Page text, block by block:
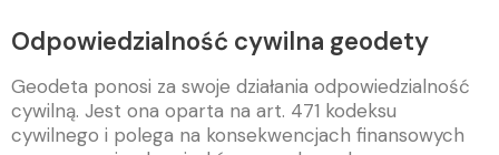
Odpowiedzialność cywilna geodety
Geodeta ponosi za swoje działania odpowiedzialność
cywilną. Jest ona oparta na art. 471 kodeksu
cywilnego i polega na konsekwencjach finansowych